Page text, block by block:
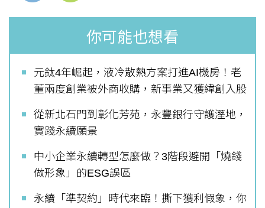
你可能也想看
元鈦4年崛起，液冷散熱方案打進AI機房！老
董兩度創業被外商收購，新事業又獲緯創入股
從新北石門到彰化芳苑，永豐銀行守護溼地，
實踐永續願景
中小企業永續轉型怎麼做？3階段避開「燒錢
做形象」的ESG誤區
永續「準契約」時代來臨！撕下獲利假象，你